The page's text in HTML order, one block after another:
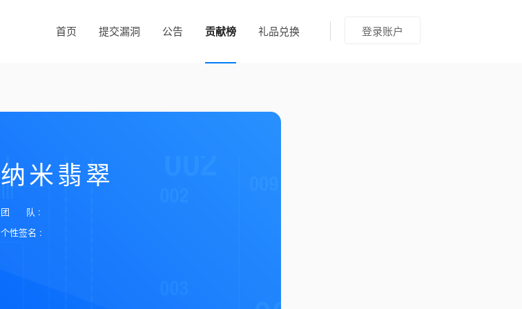
登录账户
首页 提交漏洞 公告 贡献榜 礼品兑换
纳米翡翠
团 队 :
个性签名 :